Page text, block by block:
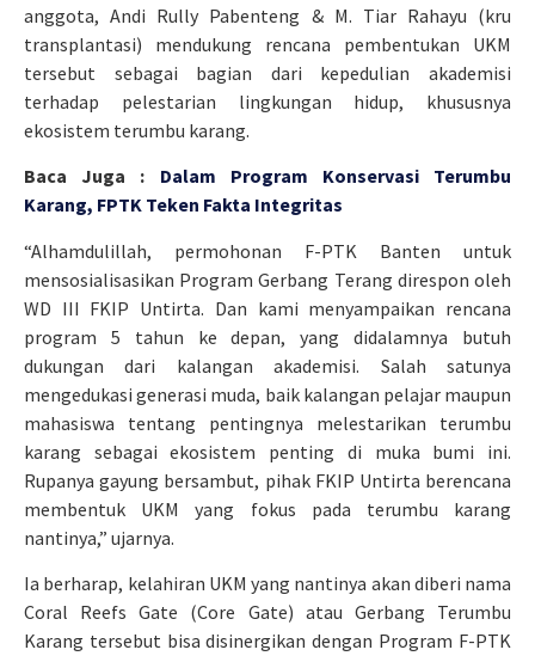
anggota, Andi Rully Pabenteng & M. Tiar Rahayu (kru
transplantasi) mendukung rencana pembentukan UKM
tersebut sebagai bagian dari kepedulian akademisi
terhadap pelestarian lingkungan hidup, khususnya
ekosistem terumbu karang.
Baca Juga : Dalam Program Konservasi Terumbu
Karang, FPTK Teken Fakta Integritas
“Alhamdulillah, permohonan F-PTK Banten untuk
mensosialisasikan Program Gerbang Terang direspon oleh
WD III FKIP Untirta. Dan kami menyampaikan rencana
program 5 tahun ke depan, yang didalamnya butuh
dukungan dari kalangan akademisi. Salah satunya
mengedukasi generasi muda, baik kalangan pelajar maupun
mahasiswa tentang pentingnya melestarikan terumbu
karang sebagai ekosistem penting di muka bumi ini.
Rupanya gayung bersambut, pihak FKIP Untirta berencana
membentuk UKM yang fokus pada terumbu karang
nantinya,” ujarnya.
Ia berharap, kelahiran UKM yang nantinya akan diberi nama
Coral Reefs Gate (Core Gate) atau Gerbang Terumbu
Karang tersebut bisa disinergikan dengan Program F-PTK